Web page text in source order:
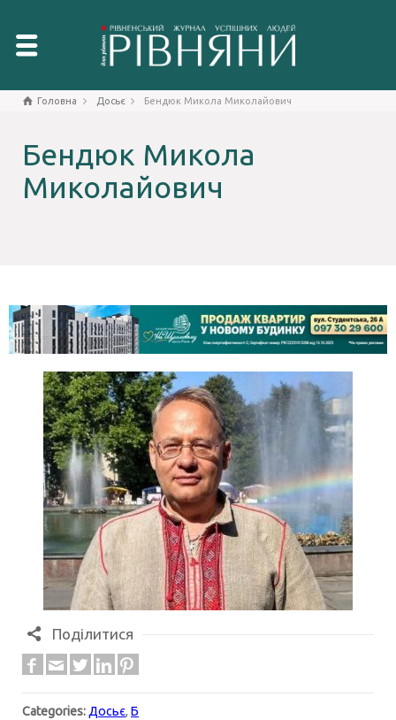
Головна Досьє Бендюк Микола Миколайович
Бендюк Микола
Миколайович
Поділитися
Categories:Досьє, Б